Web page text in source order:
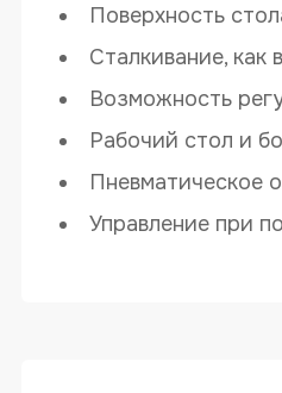
Поверхность
Сталкивание, как
Возможность
Рабочий стол и
Пневматическое
Управление при